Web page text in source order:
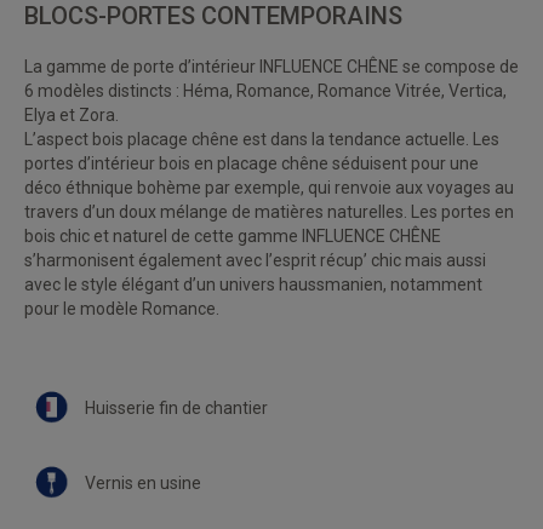
BLOCS-PORTES CONTEMPORAINS
La gamme de porte d’intérieur INFLUENCE CHÊNE se compose de
6 modèles distincts : Héma, Romance, Romance Vitrée, Vertica,
Elya et Zora.
L’aspect bois placage chêne est dans la tendance actuelle. Les
portes d’intérieur bois en placage chêne séduisent pour une
déco éthnique bohème par exemple, qui renvoie aux voyages au
travers d’un doux mélange de matières naturelles. Les portes en
bois chic et naturel de cette gamme INFLUENCE CHÊNE
s’harmonisent également avec l’esprit récup’ chic mais aussi
avec le style élégant d’un univers haussmanien, notamment
pour le modèle Romance.
Huisserie fin de chantier
Vernis en usine